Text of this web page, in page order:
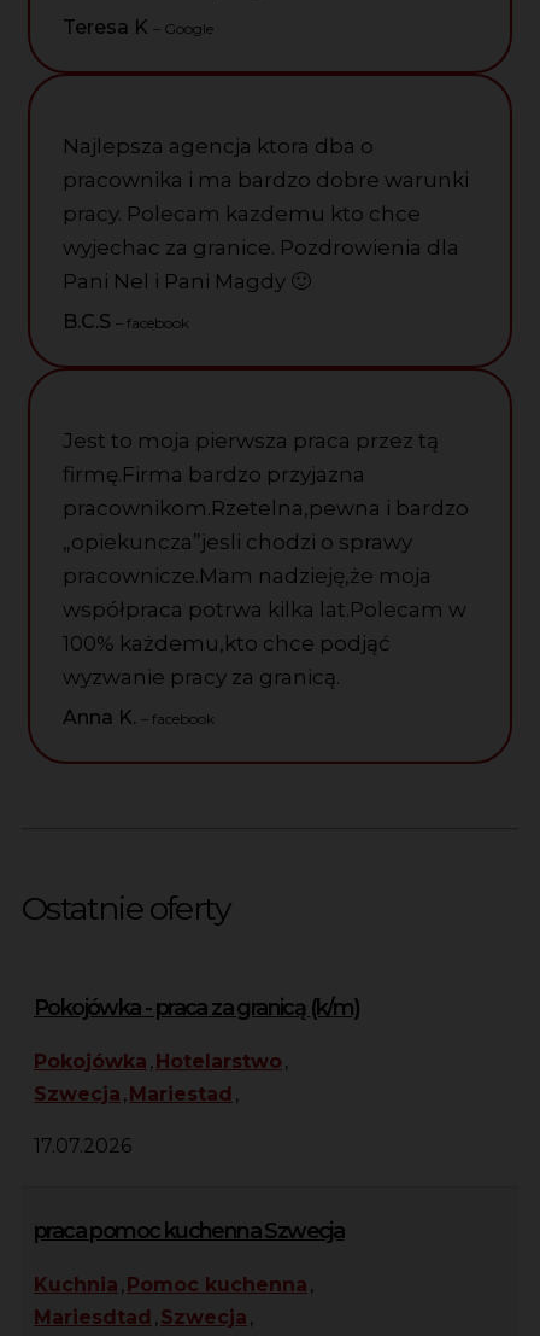
Teresa K – Google
Najlepsza agencja ktora dba o
pracownika i ma bardzo dobre warunki
pracy. Polecam kazdemu kto chce
wyjechac za granice. Pozdrowienia dla
Pani Nel i Pani Magdy 🙂
B.C.S – facebook
Jest to moja pierwsza praca przez tą
firmę.Firma bardzo przyjazna
pracownikom.Rzetelna,pewna i bardzo
„opiekuncza”jesli chodzi o sprawy
pracownicze.Mam nadzieję,że moja
współpraca potrwa kilka lat.Polecam w
100% każdemu,kto chce podjąć
wyzwanie pracy za granicą.
Anna K. – facebook
Ostatnie oferty
Pokojówka - praca za granicą (k/m)
Pokojówka , Hotelarstwo ,
Szwecja , Mariestad ,
17.07.2026
praca pomoc kuchenna Szwecja
Kuchnia , Pomoc kuchenna ,
Mariesdtad , Szwecja ,